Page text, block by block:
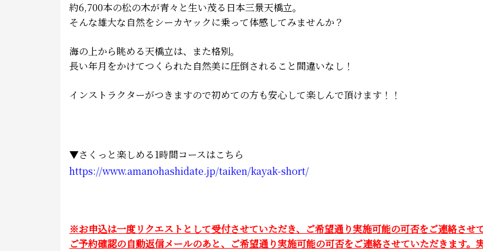
約6,700本の松の木が青々と生い茂る日本三景天橋立。
そんな雄大な自然をシーカヤックに乗って体感してみませんか？
海の上から眺める天橋立は、また格別。
長い年月をかけてつくられた自然美に圧倒されること間違いなし！
インストラクターがつきますので初めての方も安心して楽しんで頂けます！！
▼さくっと楽しめる1時間コースはこちら
https://www.amanohashidate.jp/taiken/kayak-short/
※お申込は一度リクエストとして受付させていただき、ご希望通り実施可能の可否をご連絡させ
ご予約確認の自動返信メールのあと、ご希望通り実施可能の可否をご連絡させていただきます